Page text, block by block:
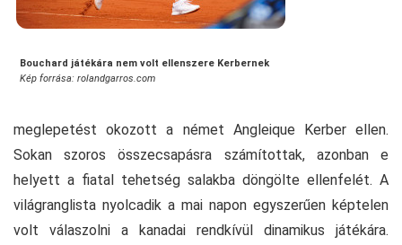
Bouchard játékára nem volt ellenszere Kerbernek
Kép forrása: rolandgarros.com
meglepetést okozott a német Angleique Kerber ellen.
Sokan szoros összecsapásra számítottak, azonban e
helyett a fiatal tehetség salakba döngölte ellenfelét. A
világranglista nyolcadik a mai napon egyszerűen képtelen
volt válaszolni a kanadai rendkívül dinamikus játékára.